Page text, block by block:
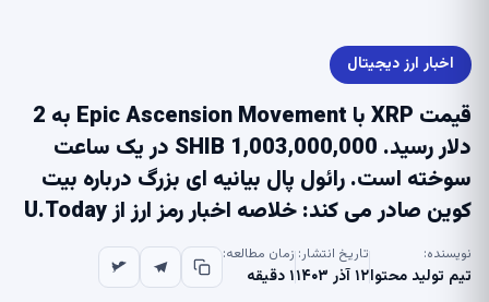
اخبار ارز دیجیتال
قیمت XRP با Epic Ascension Movement به 2
دلار رسید. 1,003,000,000 SHIB در یک ساعت
سوخته است. رائول پال بیانیه ای بزرگ درباره بیت
کوین صادر می کند: خلاصه اخبار رمز ارز از U.Today
نویسنده:
تیم تولید محتوا
تاریخ انتشار:
۱۲ آذر ۱۴۰۳
زمان مطالعه:
۱ دقیقه